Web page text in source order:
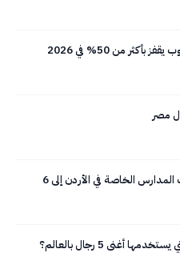
بأكثر من 50% في 2026
مصر
مقترح حكومي يصنف المدارس الخاصة في الأردن إلى 6
أغنى 5 رجال بالعالم؟